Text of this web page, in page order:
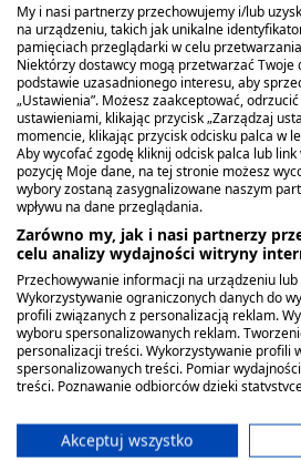
Duracef, 250 mg/5ml,
proszek do sporządzania
zawiesiny doustnej,100
ml
53,00 zł
My i nasi partnerzy przechowujemy i/lub
na urządzeniu, takich jak unikalne
pamięciach przeglądarki w celu
Niektórzy dostawcy mogą przetwarzać Twoje
podstawie uzasadnionego interesu, aby
„Ustawienia”. Możesz zaakceptować,
ustawieniami, klikając przycisk „Zarządzaj
momencie, klikając przycisk odcisku palca w
Aby wycofać zgodę kliknij odcisk palca lub
pozycję Moje dane, na tej stronie możesz
wybory zostaną zasygnalizowane naszym
wpływu na dane przeglądania.
Zarówno my, jak i nasi partnerzy
celu analizy wydajności witryny
Przechowywanie informacji na urządzeniu
Wykorzystywanie ograniczonych danych do
profili związanych z personalizacją reklam.
wyboru spersonalizowanych reklam.
personalizacji treści. Wykorzystywanie profili
spersonalizowanych treści. Pomiar
treści. Poznawanie odbiorców dzięki
ograniczonych danych do wyboru treści.
Dane mogą być udostępniane poza Unię
Akceptuj wszystko